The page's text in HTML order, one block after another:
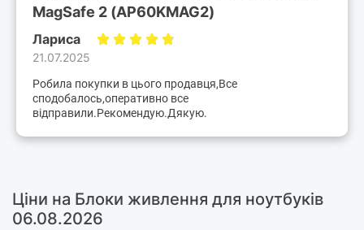
MagSafe 2 (AP60KMAG2)
Лариса
21.07.2025
Робила покупки в цього продавця,Все
сподобалось,оперативно все
вiдправили.Рекомендую.Дякую.
Ціни на Блоки живлення для ноутбуків
06.08.2026